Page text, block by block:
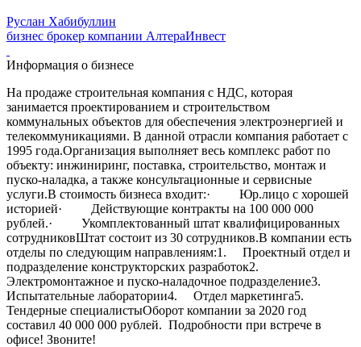
Руслан Хабибуллин
бизнес брокер компании АлтераИнвест
Информация о бизнесе
На продаже строительная компания с НДС, которая
занимается проектированием и строительством
коммунальных объектов для обеспечения электроэнергией и
телекоммуникациями. В данной отрасли компания работает с
1995 года.Организация выполняет весь комплекс работ по
объекту: инжиниринг, поставка, строительство, монтаж и
пуско-наладка, а также консультационные и сервисные
услуги.В стоимость бизнеса входит:· Юр.лицо с хорошей
историей· Действующие контракты на 100 000 000
рублей.· Укомплектованный штат квалифицированных
сотрудниковШтат состоит из 30 сотрудников.В компании есть
отделы по следующим направлениям:1. Проектный отдел и
подразделение конструкторских разработок2.
Электромонтажное и пуско-наладочное подразделение3.
Испытательные лаборатории4. Отдел маркетинга5.
Тендерные специалистыОборот компании за 2020 год
составил 40 000 000 рублей. Подробности при встрече в
офисе! Звоните!